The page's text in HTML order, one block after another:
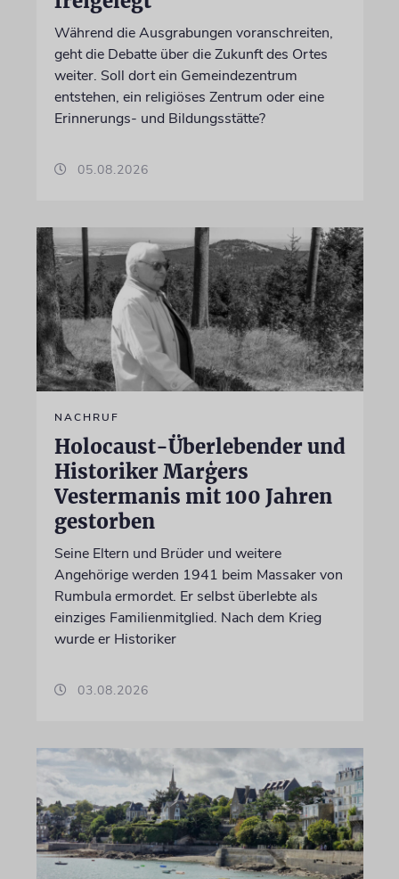
Während die Ausgrabungen voranschreiten,
geht die Debatte über die Zukunft des Ortes
weiter. Soll dort ein Gemeindezentrum
entstehen, ein religiöses Zentrum oder eine
Erinnerungs- und Bildungsstätte?
05.08.2026
NACHRUF
Holocaust-Überlebender und
Historiker Marģers
Vestermanis mit 100 Jahren
gestorben
Seine Eltern und Brüder und weitere
Angehörige werden 1941 beim Massaker von
Rumbula ermordet. Er selbst überlebte als
einziges Familienmitglied. Nach dem Krieg
wurde er Historiker
03.08.2026